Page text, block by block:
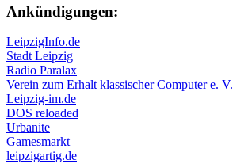
Ankündigungen:
LeipzigInfo.de
Stadt Leipzig
Radio Paralax
Verein zum Erhalt klassischer Computer e. V.
Leipzig-im.de
DOS reloaded
Urbanite
Gamesmarkt
leipzigartig.de